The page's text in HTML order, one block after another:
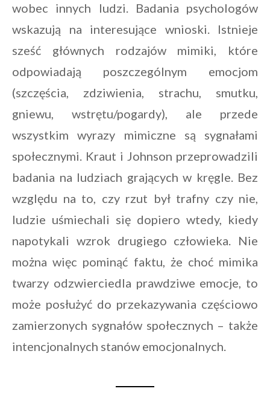
wobec innych ludzi. Badania psychologów
wskazują na interesujące wnioski. Istnieje
sześć głównych rodzajów mimiki, które
odpowiadają poszczególnym emocjom
(szczęścia, zdziwienia, strachu, smutku,
gniewu, wstrętu/pogardy), ale przede
wszystkim wyrazy mimiczne są sygnałami
społecznymi. Kraut i Johnson przeprowadzili
badania na ludziach grających w kręgle. Bez
względu na to, czy rzut był trafny czy nie,
ludzie uśmiechali się dopiero wtedy, kiedy
napotykali wzrok drugiego człowieka. Nie
można więc pominąć faktu, że choć mimika
twarzy odzwierciedla prawdziwe emocje, to
może posłużyć do przekazywania częściowo
zamierzonych sygnałów społecznych – także
intencjonalnych stanów emocjonalnych.